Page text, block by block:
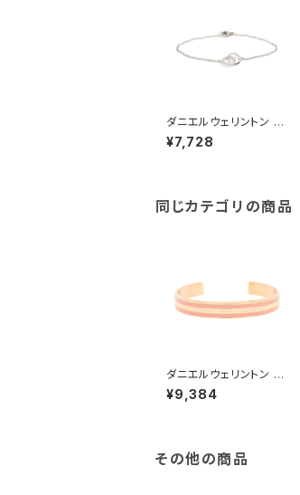
ダニエルウェリントン D
ANIEL WELLINGTON
ブレスレット DW0040
ー
¥7,728
同じカテゴリの商品
ダニエルウェリントン D
ANIEL WELLINGTON
バングル ブレスレット
M ローズゴールド ピン
¥9,384
その他の商品